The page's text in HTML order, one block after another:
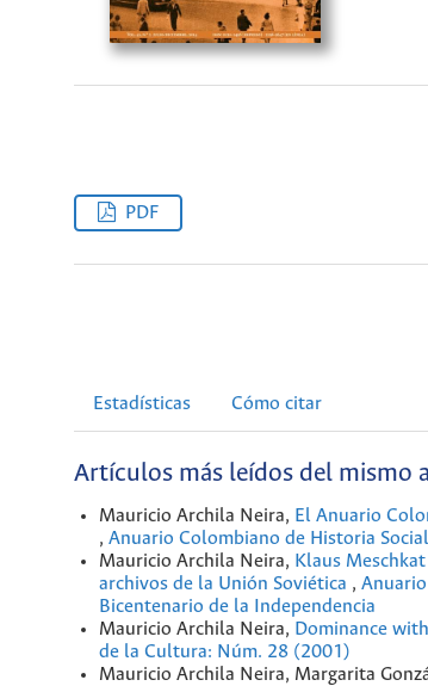
PDF
Estadísticas Cómo citar
Artículos más leídos del mismo
Mauricio Archila Neira, El Anuario
, Anuario Colombiano de Historia
Mauricio Archila Neira, Klaus
archivos de la Unión Soviética ,
Bicentenario de la Independencia
Mauricio Archila Neira, Dominance
de la Cultura: Núm. 28 (2001)
Mauricio Archila Neira, Margarita